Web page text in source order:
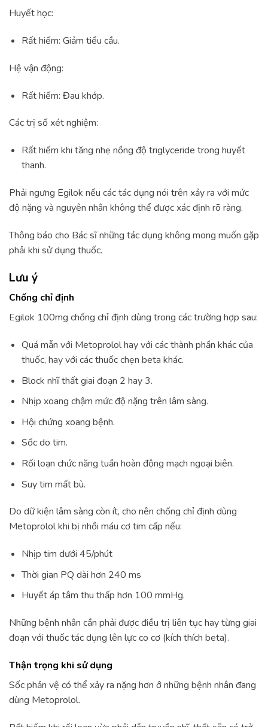
Huyết học:
Rất hiếm: Giảm tiểu cầu.
Hệ vận động:
Rất hiếm: Đau khớp.
Các trị số xét nghiệm:
Rất hiếm khi tăng nhẹ nồng độ triglyceride trong huyết
thanh.
Phải ngưng Egilok nếu các tác dụng nói trên xảy ra với mức
độ nặng và nguyên nhân không thể được xác định rõ ràng.
Thông báo cho Bác sĩ những tác dụng không mong muốn gặp
phải khi sử dụng thuốc.
Lưu ý
Chống chỉ định
Egilok 100mg chống chỉ định dùng trong các trường hợp sau:
Quá mẫn với Metoprolol hay với các thành phần khác của
thuốc, hay với các thuốc chẹn beta khác.
Block nhĩ thất giai đoạn 2 hay 3.
Nhịp xoang chậm mức độ nặng trên lâm sàng.
Hội chứng xoang bệnh.
Sốc do tim.
Rối loạn chức năng tuần hoàn động mạch ngoại biên.
Suy tim mất bù.
Do dữ kiện lâm sàng còn ít, cho nên chống chỉ định dùng
Metoprolol khi bị nhồi máu cơ tim cấp nếu:
Nhịp tim dưới 45/phút
Thời gian PQ dài hơn 240 ms
Huyết áp tâm thu thấp hơn 100 mmHg.
Những bệnh nhân cần phải được điều trị liên tục hay từng giai
đoạn với thuốc tác dụng lên lực co cơ (kích thích beta).
Thận trọng khi sử dụng
Sốc phản vệ có thể xảy ra nặng hơn ở những bệnh nhân đang
dùng Metoprolol.